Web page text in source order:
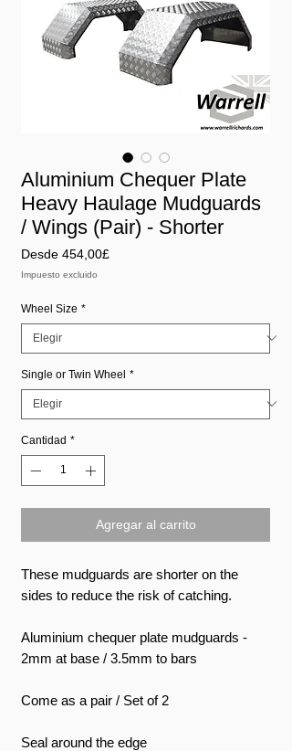
Aluminium Chequer Plate
Heavy Haulage Mudguards
/ Wings (Pair) - Shorter
Desde 454,00£
Impuesto excluido
Wheel Size *
Single or Twin Wheel *
Cantidad *
Agregar al carrito
These mudguards are shorter on the
sides to reduce the risk of catching.
Aluminium chequer plate mudguards -
2mm at base / 3.5mm to bars
Come as a pair / Set of 2
Seal around the edge